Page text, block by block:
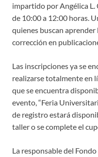
impartido por Angélica L.
de 10:00 a 12:00 horas.
quienes buscan
corrección en
Las inscripciones ya se
realizarse totalmente en
que se encuentra
evento, “Feria
de registro estará
taller o se complete el
La responsable del